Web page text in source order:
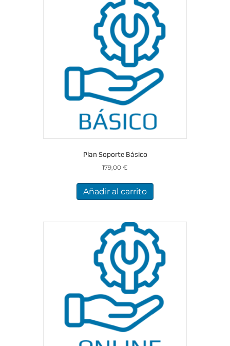
Plan Soporte Básico
179,00 €
Añadir al carrito